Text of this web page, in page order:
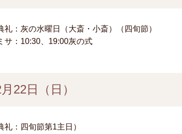
礼：灰の水曜日（大斎・小斎）（四旬節）
サ：10:30、19:00灰の式
22日（日）
礼：四旬節第1主日）